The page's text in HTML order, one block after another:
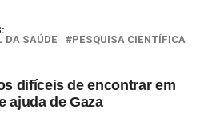
DA SAÚDE
PESQUISA CIENTÍFICA
difíceis de encontrar em
ajuda de Gaza